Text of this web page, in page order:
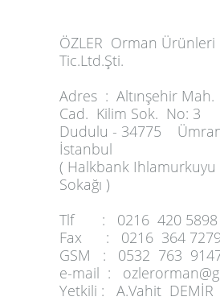
ÖZLER Orman Ürünleri
Tic.Ltd.Şti.
Adres : Altınşehir
Cad. Kilim Sok. No: 3
Dudulu - 34775
İstanbul
( Halkbank Ihlamurkuyu
Sokağı )
Tlf :
0216 420 5898
Fax :
0216 364 7279
GSM :
0532 763
e-mail :
Yetkili :
A.Vahit DEMİR